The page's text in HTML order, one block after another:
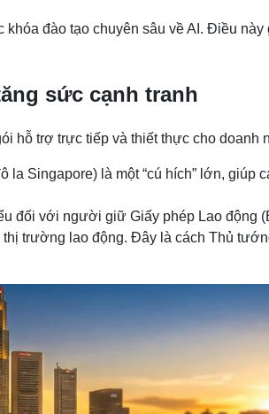
đào tạo chuyên sâu về AI. Điều
sức cạnh tranh
hỗ trợ trực tiếp và thiết thực cho doanh
la Singapore) là một “cú hích” lớn,
đối với người giữ Giấy phép Lao động
trường lao động. Đây là cách Thủ